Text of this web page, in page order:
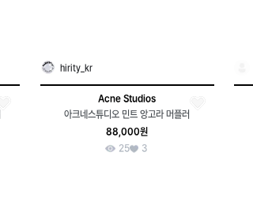
hirity_kr
Acne Studios
아크네스튜디오 민트 앙고라 머플러
88,000원
25
3